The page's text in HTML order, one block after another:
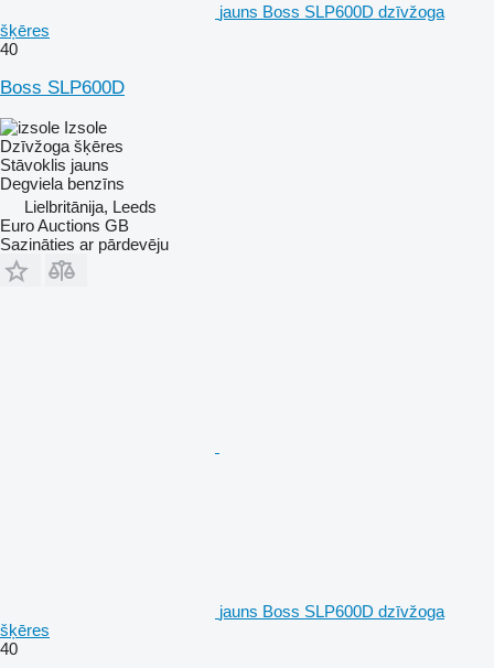
jauns Boss SLP600D dzīvžoga
šķēres
40
Boss SLP600D
Izsole
Dzīvžoga šķēres
Stāvoklis jauns
Degviela benzīns
Lielbritānija, Leeds
Euro Auctions GB
Sazināties ar pārdevēju
jauns Boss SLP600D dzīvžoga
šķēres
40